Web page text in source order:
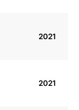
2021
2021